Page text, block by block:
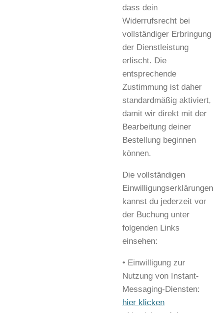
dass dein
Widerrufsrecht bei
vollständiger Erbringung
der Dienstleistung
erlischt. Die
entsprechende
Zustimmung ist daher
standardmäßig aktiviert,
damit wir direkt mit der
Bearbeitung deiner
Bestellung beginnen
können.
Die vollständigen
Einwilligungserklärungen
kannst du jederzeit vor
der Buchung unter
folgenden Links
einsehen:
• Einwilligung zur
Nutzung von Instant-
Messaging-Diensten:
hier klicken